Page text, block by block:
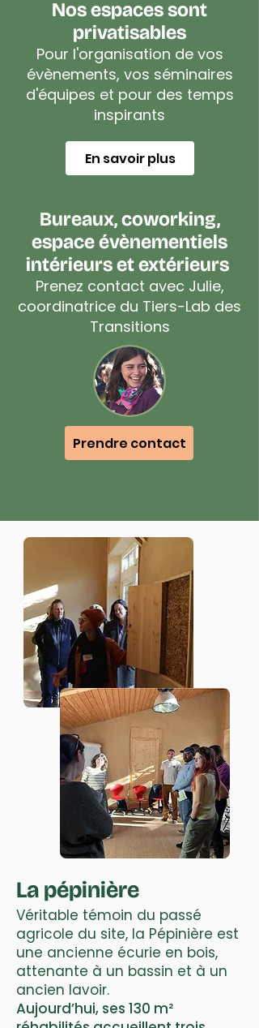
Nos espaces sont
privatisables
Pour l'organisation de vos
évènements, vos séminaires
d'équipes et pour des temps
inspirants
En savoir plus
Bureaux, coworking,
espace évènementiels
intérieurs et extérieurs
Prenez contact avec Julie,
coordinatrice du Tiers-Lab des
Transitions
Prendre contact
La pépinière
Véritable témoin du passé
agricole du site, la Pépinière est
une ancienne écurie en bois,
attenante à un bassin et à un
ancien lavoir.
Aujourd’hui, ses 130 m²